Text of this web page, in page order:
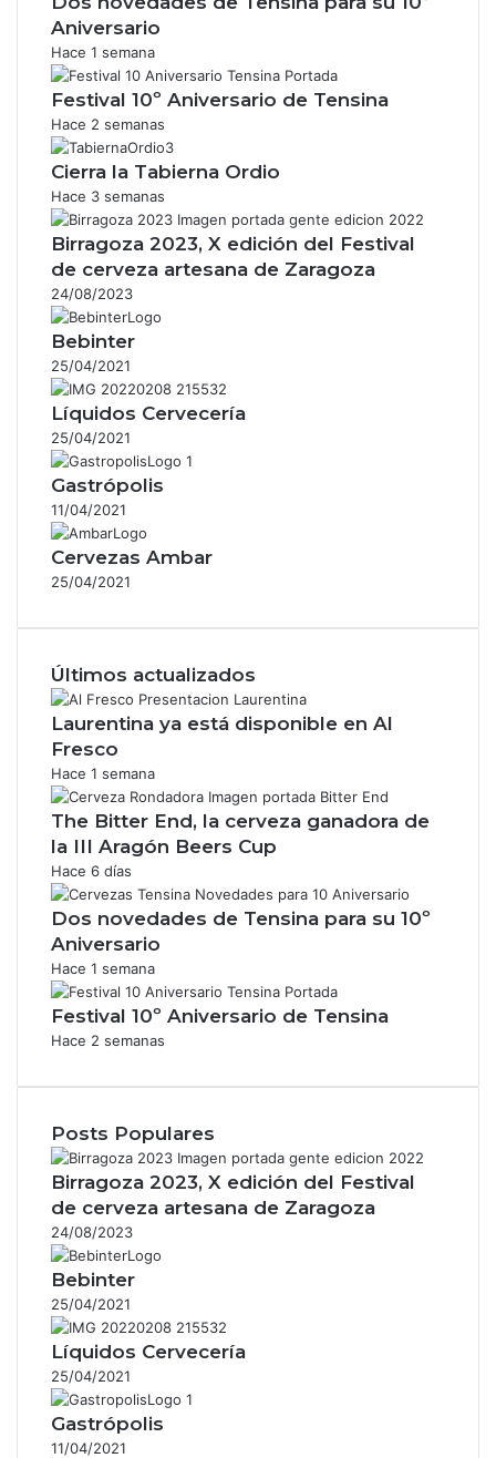
Aniversario
Hace 1 semana
Festival 10º Aniversario de Tensina
Hace 2 semanas
Cierra la Tabierna Ordio
Hace 3 semanas
Birragoza 2023, X edición del Festival
de cerveza artesana de Zaragoza
24/08/2023
Bebinter
25/04/2021
Líquidos Cervecería
25/04/2021
Gastrópolis
11/04/2021
Cervezas Ambar
25/04/2021
Últimos actualizados
Laurentina ya está disponible en Al
Fresco
Hace 1 semana
The Bitter End, la cerveza ganadora de
la III Aragón Beers Cup
Hace 6 días
Dos novedades de Tensina para su 10º
Aniversario
Hace 1 semana
Festival 10º Aniversario de Tensina
Hace 2 semanas
Posts Populares
Birragoza 2023, X edición del Festival
de cerveza artesana de Zaragoza
24/08/2023
Bebinter
25/04/2021
Líquidos Cervecería
25/04/2021
Gastrópolis
11/04/2021